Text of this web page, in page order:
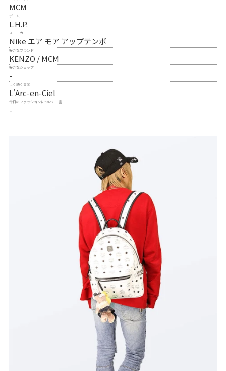
MCM
デニム
L.H.P.
スニーカー
Nike エア モア アップテンポ
好きなブランド
KENZO / MCM
好きなショップ
-
よく聴く音楽
L'Arc-en-Ciel
今日のファッションについて一言
-